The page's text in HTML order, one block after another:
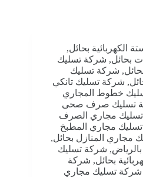
الكهربائية بحائل,
بحائل, شركة تسليك
, شركة تسليك
, شركة تسليك تانكي
خطوط المجاري
تسليك صرف صحى
مجاري الصرف
مجاري المطبخ
مجاري المنازل بحائل,
, شركة تسليك
بحائل, شركة
شركة تسليك مجاري